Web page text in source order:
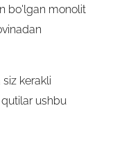
bo'lgan monolit
kerakli
ushbu